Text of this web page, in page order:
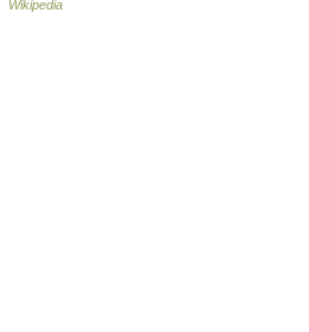
Wikipedia